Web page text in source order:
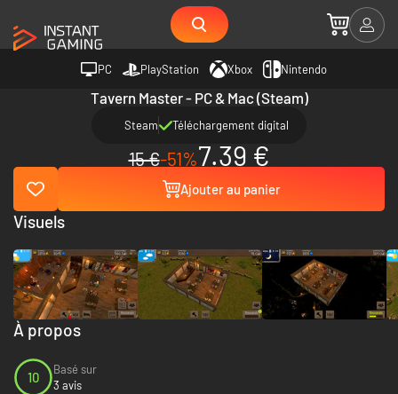
PC PlayStation Xbox Nintendo
Tavern Master - PC & Mac (Steam)
Steam Téléchargement digital
15 €-51%7.39 €
Ajouter au panier
À propos
10
Basé sur
3 avis
Visuels